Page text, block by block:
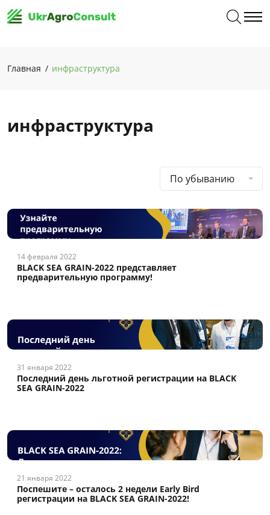
Главная инфраструктура
инфраструктура
По убыванию
14 февраля 2022
BLACK SEA GRAIN-2022 представляет
предварительную программу!
31 января 2022
Последний день льготной регистрации на BLACK
SEA GRAIN-2022
21 января 2022
Поспешите – осталось 2 недели Early Bird
регистрации на BLACK SEA GRAIN-2022!